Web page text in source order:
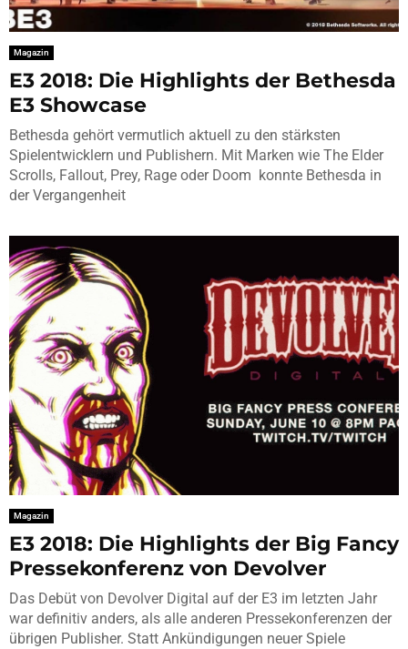
Magazin
E3 2018: Die Highlights der Bethesda
E3 Showcase
Bethesda gehört vermutlich aktuell zu den stärksten
Spielentwicklern und Publishern. Mit Marken wie The Elder
Scrolls, Fallout, Prey, Rage oder Doom konnte Bethesda in
der Vergangenheit
Magazin
E3 2018: Die Highlights der Big Fancy
Pressekonferenz von Devolver
Das Debüt von Devolver Digital auf der E3 im letzten Jahr
war definitiv anders, als alle anderen Pressekonferenzen der
übrigen Publisher. Statt Ankündigungen neuer Spiele